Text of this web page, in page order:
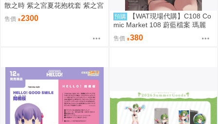
散之時 紫之宮夏花抱枕套 紫之宮
夏花等身抱枕套 紫之宮夏花枕頭
套 紫之宮夏花枕套 動漫等身抱枕
售價 2300 預購
【WAT現場代購】C108 Co
mic Market 108 蔚藍檔案 瑪麗
マリーちゃんの困り顔
售價 380